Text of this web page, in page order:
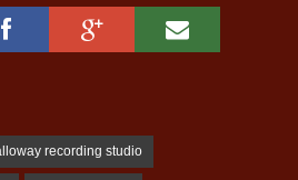
recording studio